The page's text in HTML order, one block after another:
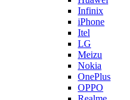
Infinix
iPhone
Itel
LG
Meizu
Nokia
OnePlus
OPPO